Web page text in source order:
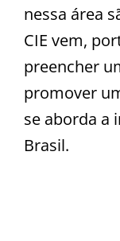
nessa área
CIE vem,
preencher
promover
se aborda a
Brasil.